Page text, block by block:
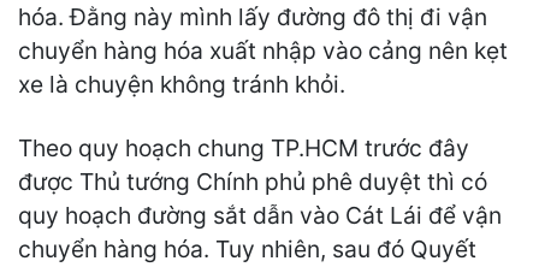
hóa. Đằng này mình lấy đường đô thị đi vận
chuyển hàng hóa xuất nhập vào cảng nên kẹt
xe là chuyện không tránh khỏi.
Theo quy hoạch chung TP.HCM trước đây
được Thủ tướng Chính phủ phê duyệt thì có
quy hoạch đường sắt dẫn vào Cát Lái để vận
chuyển hàng hóa. Tuy nhiên, sau đó Quyết